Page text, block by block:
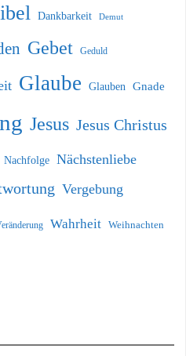
Dankbarkeit Demut
Gebet Geduld
Glaube Glauben Gnade
Jesus Jesus Christus
Nachfolge Nächstenliebe
Vergebung
Wahrheit Weihnachten